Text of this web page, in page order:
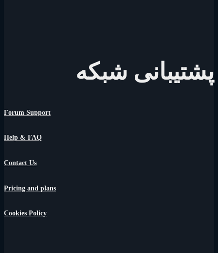
پشتیبانی شبکه
Forum Support
Help & FAQ
Contact Us
Pricing and plans
Cookies Policy